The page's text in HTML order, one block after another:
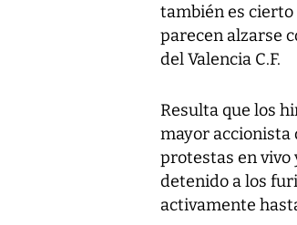
también es cierto
parecen alzarse
del Valencia C.F.
Resulta que los
mayor accionista
protestas en vivo
detenido a los
activamente